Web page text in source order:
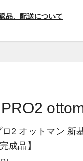
品、配送について
2 オットマン 新
成品】